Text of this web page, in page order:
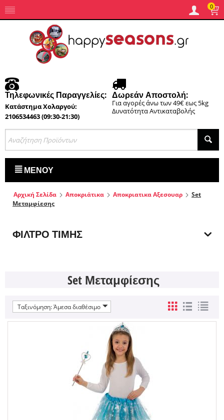
0
Τηλεφωνικές Παραγγελίες:
Κατάστημα Χολαργού:
2106534463 (09:30-21:30)
Δωρεάν Αποστολή:
Για αγορές άνω των 49€ εως 5kg
Δυνατότητα Αντικαταβολής
ΜΕΝΟΎ
Αρχική Σελίδα Αποκριάτικα Αποκριατικα Αξεσουαρ
Set
Μεταμφίεσης
ΦΊΛΤΡΟ ΤΙΜΉΣ
Set Μεταμφίεσης
Ταξινόμηση: Άμεσα διαθέσιμο